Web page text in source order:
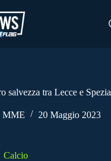
salvezza tra Lecce e Spezia
MME 20 Maggio 2023
Calcio